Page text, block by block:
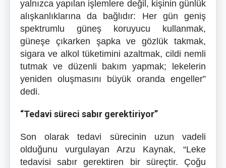
yalnızca yapılan işlemlere değil, kişinin günlük
alışkanlıklarına da bağlıdır: Her gün geniş
spektrumlu güneş koruyucu kullanmak,
güneşe çıkarken şapka ve gözlük takmak,
sigara ve alkol tüketimini azaltmak, cildi nemli
tutmak ve düzenli bakım yapmak; lekelerin
yeniden oluşmasını büyük oranda engeller”
dedi.
“Tedavi süreci sabır gerektiriyor”
Son olarak tedavi sürecinin uzun vadeli
olduğunu vurgulayan Arzu Kaynak, “Leke
tedavisi sabır gerektiren bir süreçtir. Çoğu